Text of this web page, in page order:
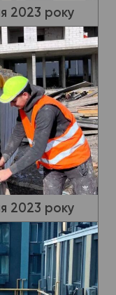
2023 року
2023 року